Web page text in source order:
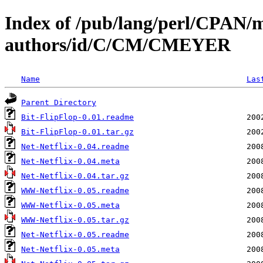
Index of /pub/lang/perl/CPAN/
authors/id/C/CM/CMEYER
Name
Parent Directory
Bit-FlipFlop-0.01.readme
Bit-FlipFlop-0.01.tar.gz
Net-Netflix-0.04.readme
Net-Netflix-0.04.meta
Net-Netflix-0.04.tar.gz
WWW-Netflix-0.05.readme
WWW-Netflix-0.05.meta
WWW-Netflix-0.05.tar.gz
Net-Netflix-0.05.readme
Net-Netflix-0.05.meta